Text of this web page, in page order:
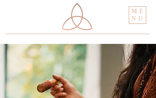
ME
NU